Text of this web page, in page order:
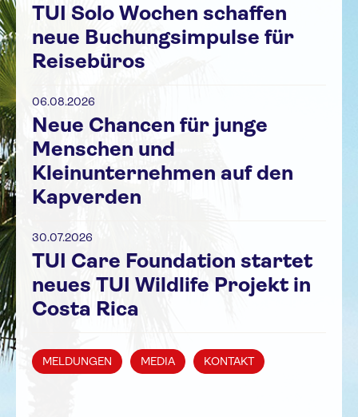
TUI Solo Wochen schaffen
neue Buchungsimpulse für
Reisebüros
06.08.2026
Neue Chancen für junge
Menschen und
Kleinunternehmen auf den
Kapverden
30.07.2026
TUI Care Foundation startet
neues TUI Wildlife Projekt in
Costa Rica
MELDUNGEN MEDIA KONTAKT